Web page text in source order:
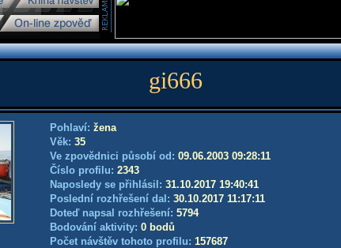
gi666
Pohlaví: žena
Věk: 35
Ve zpovědnici působí od: 09.06.2003 09:28:11
Číslo profilu: 2343
Naposledy se přihlásil: 31.10.2017 19:40:41
Poslední rozhřešení dal: 30.10.2017 11:17:11
Doteď napsal rozhřešení: 5794
Bodování aktivity: 0 bodů
Počet návštěv tohoto profilu: 157687